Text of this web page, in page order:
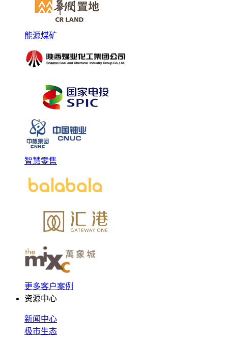
能源煤矿
智慧零售
更多客户案例
资源中心
新闻中心
极市生态